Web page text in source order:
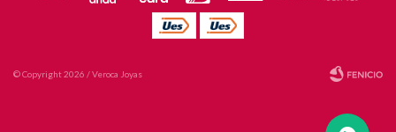
© Copyright 2026 / Veroca Joyas